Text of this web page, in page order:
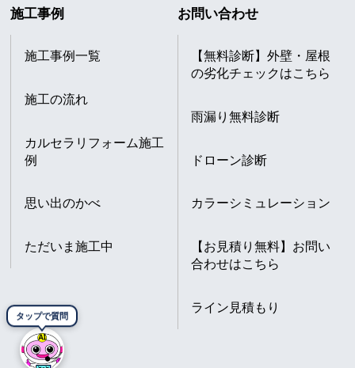
タップで質問
施工事例
施工事例一覧
施工の流れ
カルセラリフォーム施工
例
思い出のかべ
ただいま施工中
お問い合わせ
【無料診断】外壁・屋根
の劣化チェックはこちら
雨漏り無料診断
ドローン診断
カラーシミュレーション
【お見積り無料】お問い
合わせはこちら
ライン見積もり